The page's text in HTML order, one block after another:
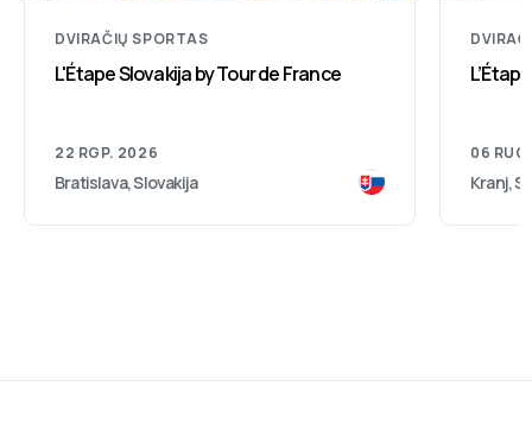
DVIRAČIŲ SPORTAS
L'Étape Slovakija by Tour de France
22 RGP. 2026
Bratislava, Slovakija
06
Kranj,